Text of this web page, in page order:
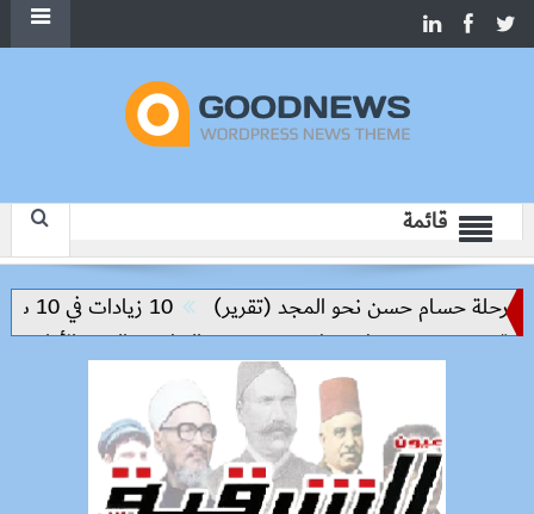
قائمة
حسام حسن نحو المجد (تقرير)
10 زيادات في 10 سنوات.. هل حان الوقت لرفع دعم البنزين نهائيا؟
مصطفى طه يقود مسيرة التطوير والتميز الأكاديمي